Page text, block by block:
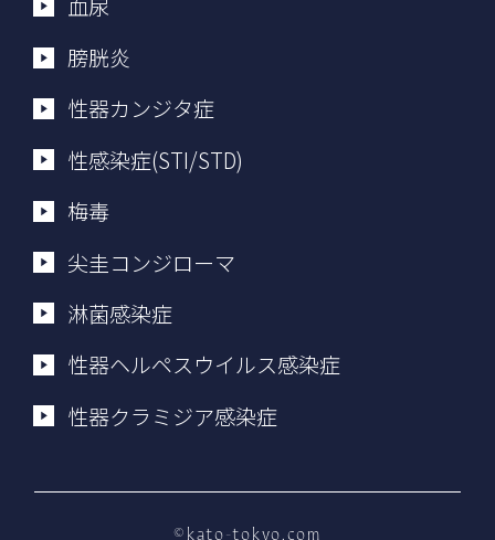
血尿
膀胱炎
性器カンジタ症
性感染症(STI/STD)
梅毒
尖圭コンジローマ
淋菌感染症
性器ヘルペスウイルス感染症
性器クラミジア感染症
©kato-tokyo.com